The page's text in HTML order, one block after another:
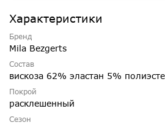
Характеристики
Бренд
Mila Bezgerts
Состав
вискоза 62% эластан 5%
Покрой
расклешенный
Сезон